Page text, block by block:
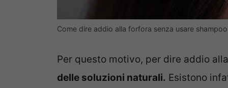
Come dire addio alla forfora senza usare
Per questo motivo, per dire addio
delle soluzioni naturali. Esistono